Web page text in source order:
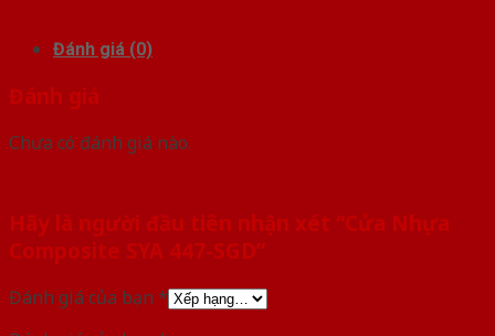
Đánh giá (0)
Đánh giá
Chưa có đánh giá nào.
Hãy là người đầu tiên nhận xét “Cửa Nhựa
Composite SYA 447-SGD”
Đánh giá của bạn *